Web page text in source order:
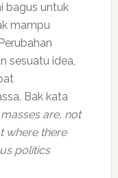
bagus untuk
mampu
sesuatu idea,
Bak kata
are, not
where there
politics